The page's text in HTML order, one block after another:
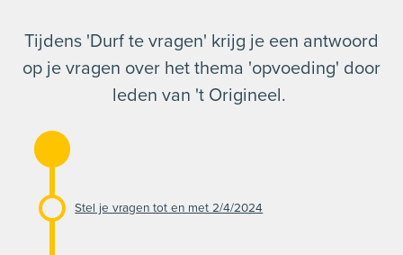
Tijdens 'Durf te vragen' krijg je een antwoord
op je vragen over het thema 'opvoeding' door
leden van 't Origineel.
Stel je vragen tot en met 2/4/2024